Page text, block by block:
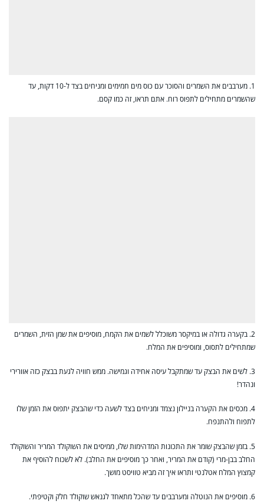
1. מערבבים את השמרים והסוכר עם כוס מים חמימים ומניחים בצד ל-10 דקות, עד
שהשמרים מתחילים לתפוס רוח. אתם תראו, זה כמו קסם.
2. בקערה גדולה או במיקסר משוכלל לשמים את הקמח, מוסיפים את שמן הזית, השמרים
שמתחילים לתסוס, ומוסיפים את המלח.
3. לשים את הבצק עד שמתקבל עיסה אחידה וגמישה. ממש חוויה לגעת בבצק כזה אוורירי
ונהדר!
4. מכסים את הקערה בניילון נצמד ומניחים בצד לשעה כדי שהבצק יתפוס את הזמן שלו
לתפוח ולהתנפח.
5. בזמן שהבצק שומר את התכונות המדהימות שלו, ממיסים את השוקולד המריר והשוקולד
החלב בבן-מרי (קודם את המריר, ואחר כך מוסיפים את החלב). לא לשכוח להוסיף את
קמצוץ המלח אטלנטי ותראו איך זה מביא טוויסט מושך.
6. מוסיפים את הנוטלה ומערבבים עד שהכל מתאחד לגנאש שוקולד חלק וקטיפתי.